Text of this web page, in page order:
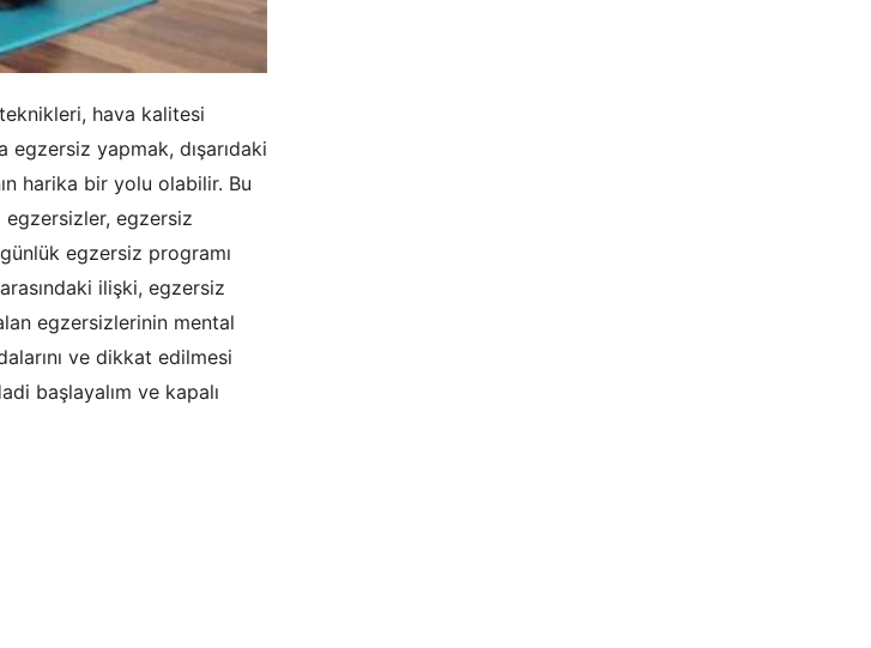
hava kalitesi
egzersiz yapmak, dışarıdaki
harika bir yolu olabilir. Bu
egzersizler, egzersiz
egzersiz programı
ilişki, egzersiz
egzersizlerinin mental
ve dikkat edilmesi
başlayalım ve kapalı